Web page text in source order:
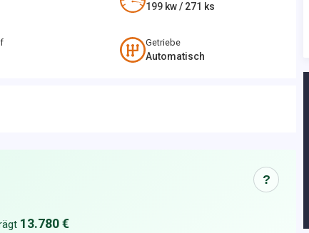
199 kw / 271 ks
Getriebe
Automatisch
?
13.780 €